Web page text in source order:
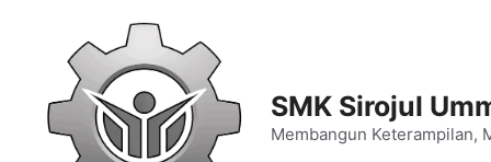
SMK Sirojul
Membangun Keterampilan,